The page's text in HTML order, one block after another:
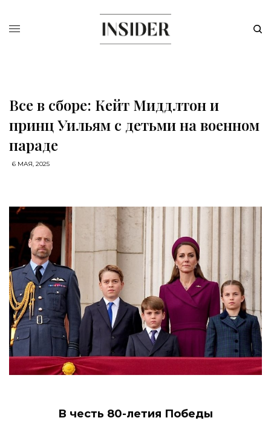
Все в сборе: Кейт Миддлтон и
принц Уильям с детьми на военном
параде
6 МАЯ, 2025
В честь 80-летия Победы